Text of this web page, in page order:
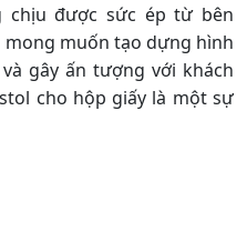
chịu được sức ép từ bên
muốn tạo dựng hình
gây ấn tượng với khách
cho hộp giấy là một sự